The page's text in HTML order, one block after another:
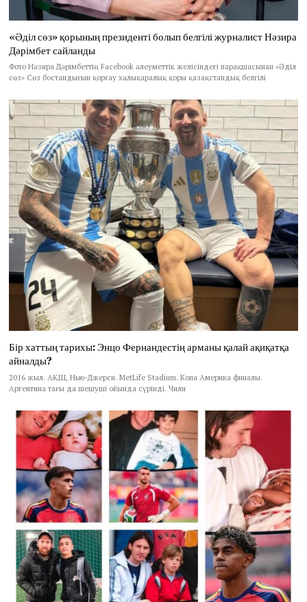
«Әділ сөз» қорының президенті болып белгілі журналист Нәзира
Дәрімбет сайланды
Фото Нәзира Дәрімбеттің Facebook әлеуметтік желісіндегі парақшасынан «Әділ
сөз» Сөз бостандығын қорғау халықаралық қоры қазақстандық белгілі
Бір хаттың тарихы: Энцо Фернандестің арманы қалай ақиқатқа
айналды?
2016 жыл. АҚШ, Нью-Джерси. MetLife Stadium. Копа Америка финалы.
Аргентина тағы да шешуші ойында сүрінді. Чили